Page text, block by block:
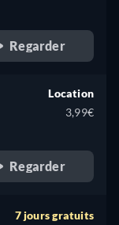
Regarder
Location
3,99€
Regarder
7 jours gratuits